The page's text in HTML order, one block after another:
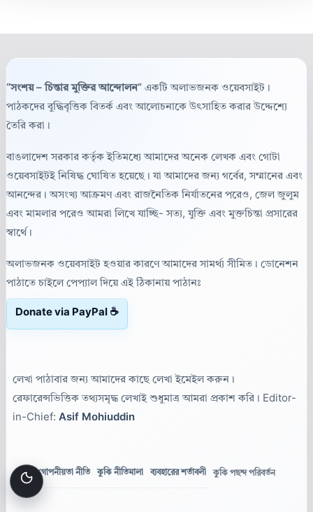
“সংশয় – চিন্তার মুক্তির আন্দোলন” একটি অলাভজনক ওয়েবসাইট।
পাঠকদের বুদ্ধিবৃত্তিক বিতর্ক এবং আলোচনাকে উৎসাহিত করার উদ্দেশ্যে
তৈরি করা।
বাঙলাদেশ সরকার কর্তৃক ইতিমধ্যে আমাদের অনেক লেখক এবং গোটা
ওয়েবসাইটই নিষিদ্ধ ঘোষিত হয়েছে। যা আমাদের জন্য গর্বের, সম্মানের এবং
আনন্দের। অসংখ্য আক্রমণ এবং রাজনৈতিক নির্যাতনের পরেও, জেল জুলুম
এবং মামলার পরেও আমরা লিখে যাচ্ছি- সত্য, যুক্তি এবং মুক্তচিন্তা প্রসারের
স্বার্থে।
অলাভজনক ওয়েবসাইট হওয়ার কারণে আমাদের সামর্থ্য সীমিত। ডোনেশন
পাঠাতে চাইলে পেপ্যাল দিয়ে এই ঠিকানায় পাঠানঃ
Donate via PayPal ☕
লেখা পাঠাবার জন্য আমাদের কাছে লেখা ইমেইল করুন।
রেফারেন্সভিত্তিক তথ্যসমৃদ্ধ লেখাই শুধুমাত্র আমরা প্রকাশ করি। Editor-
in-Chief: Asif Mohiuddin
গোপনীয়তা নীতি কুকি নীতিমালা ব্যবহারের শর্তাবলী কুকি পছন্দ পরিবর্তন